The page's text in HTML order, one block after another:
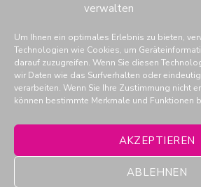
verwalten
Um Ihnen ein optimales Erlebnis zu bieten,
Technologien wie Cookies, um
darauf zuzugreifen. Wenn Sie diesen
wir Daten wie das Surfverhalten oder
verarbeiten. Wenn Sie Ihre Zustimmung nicht
können bestimmte Merkmale und Funktionen
AKZEPTIEREN
ABLEHNEN
THOMSIT in den Social Media